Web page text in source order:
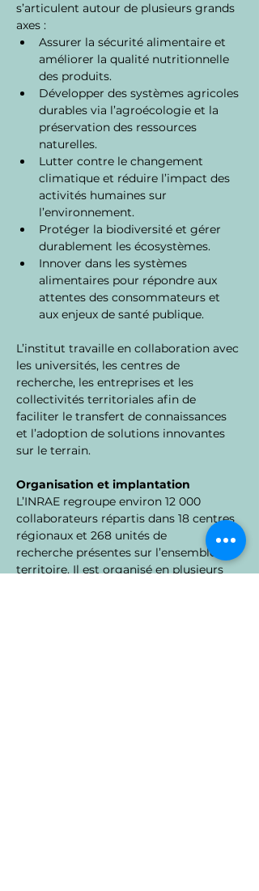
s’articulent autour de plusieurs grands
axes :
Assurer la sécurité alimentaire et
améliorer la qualité nutritionnelle
des produits.
Développer des systèmes agricoles
durables via l’agroécologie et la
préservation des ressources
naturelles.
Lutter contre le changement
climatique et réduire l’impact des
activités humaines sur
l’environnement.
Protéger la biodiversité et gérer
durablement les écosystèmes.
Innover dans les systèmes
alimentaires pour répondre aux
attentes des consommateurs et
aux enjeux de santé publique.
L’institut travaille en collaboration avec
les universités, les centres de
recherche, les entreprises et les
collectivités territoriales afin de
faciliter le transfert de connaissances
et l’adoption de solutions innovantes
sur le terrain.
Organisation et implantation
L’INRAE regroupe environ 12 000
collaborateurs répartis dans 18 centres
régionaux et 268 unités de
recherche présentes sur l’ensemble du
territoire. Il est organisé en plusieurs